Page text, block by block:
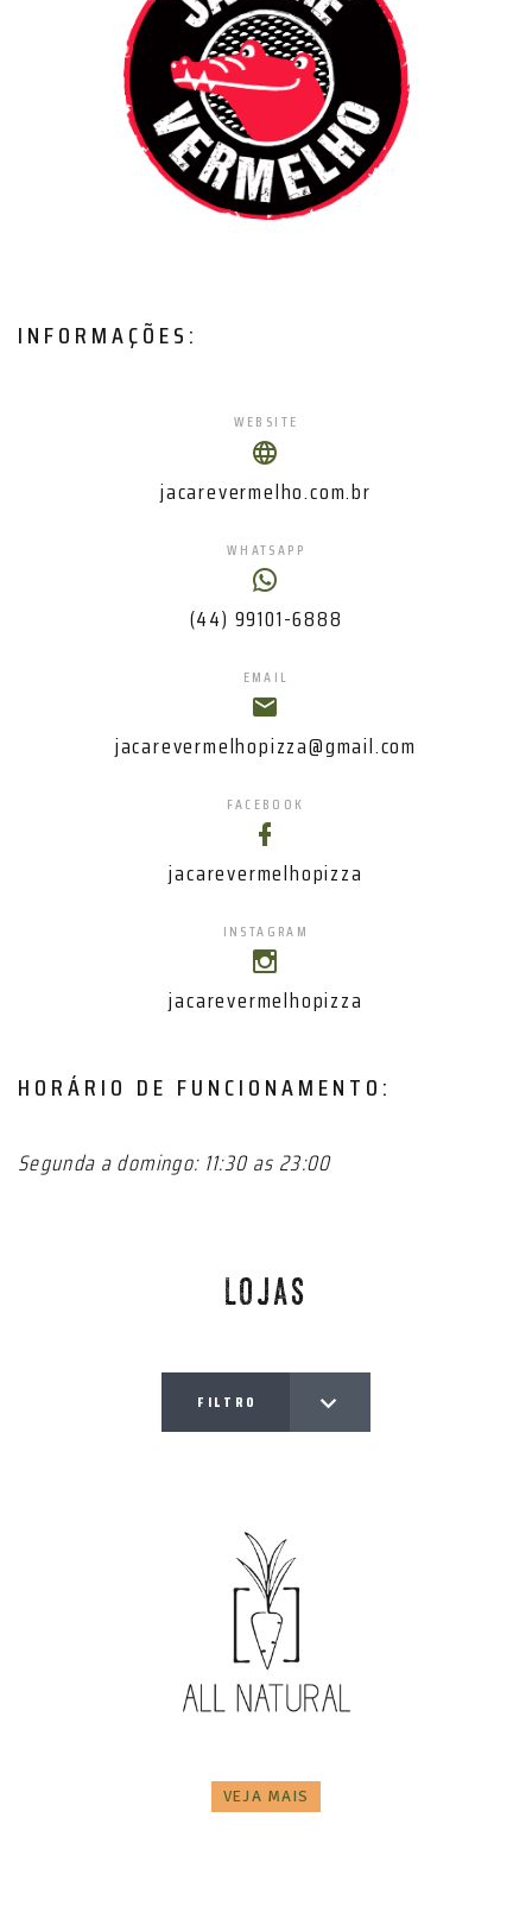
INFORMAÇÕES:
WEBSITE
jacarevermelho.com.br
WHATSAPP
(44) 99101-6888
EMAIL
jacarevermelhopizza@gmail.com
FACEBOOK
jacarevermelhopizza
INSTAGRAM
jacarevermelhopizza
HORÁRIO DE FUNCIONAMENTO:
Segunda a domingo: 11:30 as 23:00
LOJAS
FILTRO
VEJA MAIS